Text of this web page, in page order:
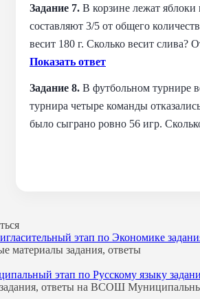
Задание 7. В корзине лежат
составляют 3/5 от общего
весит 180 г. Сколько весит слива?
Показать ответ
Задание 8. В футбольном турнире
турнира четыре команды
было сыграно ровно 56 игр.
этап по Экономике
материалы задания, ответы
этап по Русскому языку
ответы на ВСОШ